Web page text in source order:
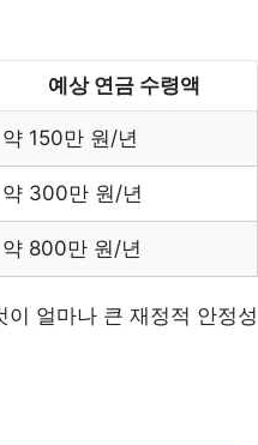
예상 연금 수령액
약 150만 원/년
약 300만 원/년
약 800만 원/년
얼마나 큰 재정적 안정성